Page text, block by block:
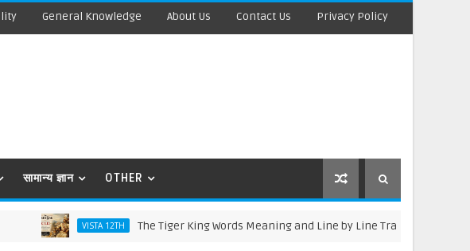
General Knowledge About Us Contact Us Privacy Policy
सामान्य ज्ञान OTHER
VISTA 12TH The Tiger King Words Meaning and Line by Line Translation